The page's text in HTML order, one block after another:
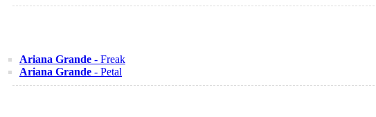
Ariana Grande - Freak
Ariana Grande - Petal